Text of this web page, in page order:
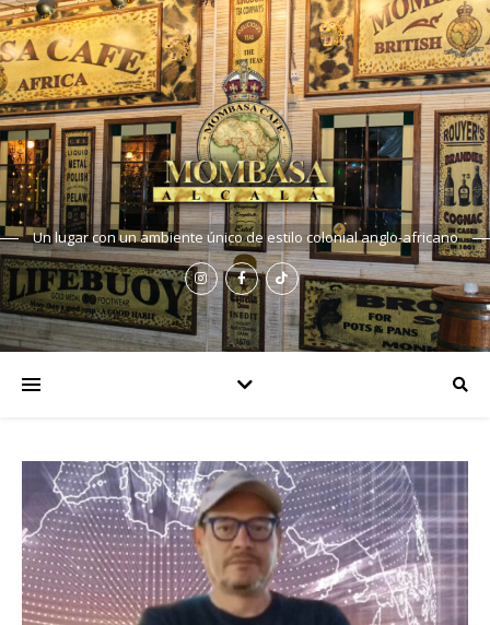
Un lugar con un ambiente único de estilo colonial anglo-africano